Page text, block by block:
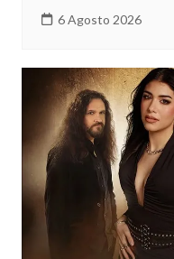
6 Agosto 2026